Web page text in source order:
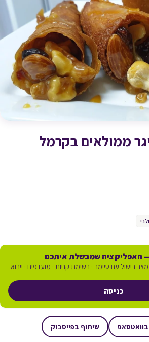
ממולאים בקרמל
האפליקציה שמבשלת איתכם
בישול עם טיימר · רשימת קניות · מועדפים · ייבוא
כניסה
שיתוף בפייסבוק